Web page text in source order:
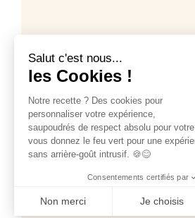
Restez
nos actus